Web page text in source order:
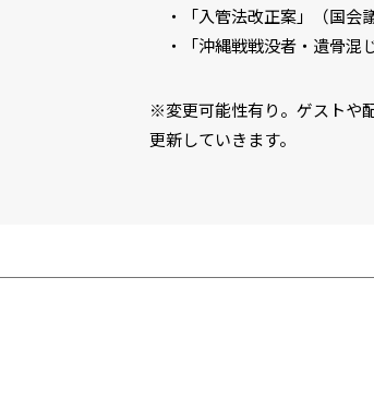
・「入管法改正案」（国会議
・「沖縄戦戦没者・遺骨混
※変更可能性有り。ゲストや
更新していきます。